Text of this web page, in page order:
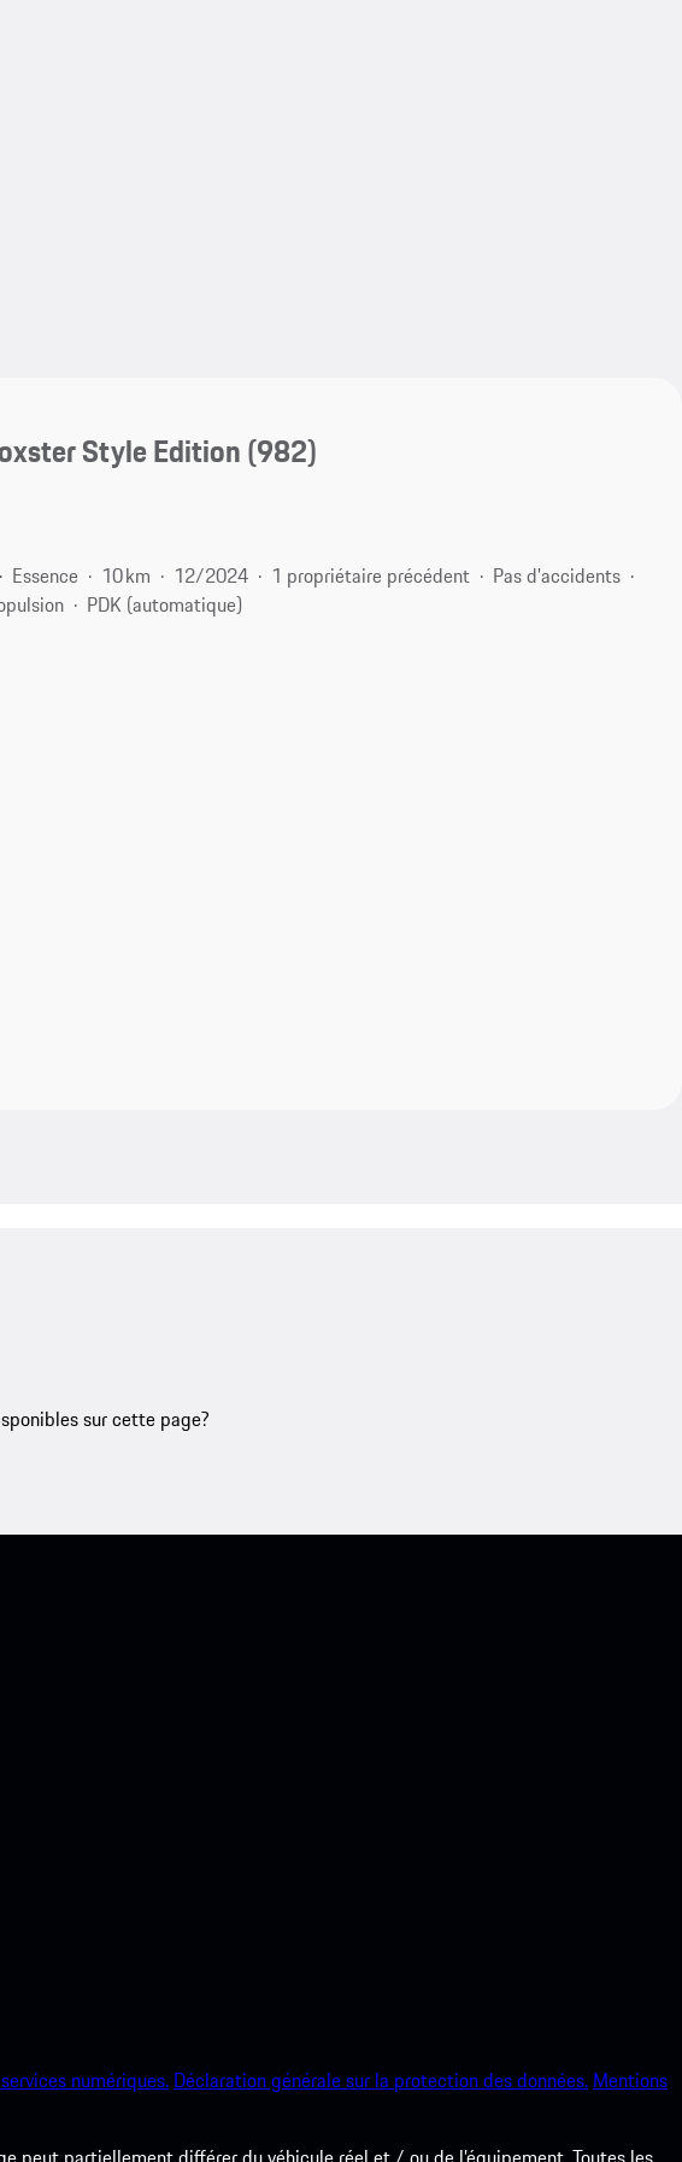
Style Edition(982)
Essence 10 km 12/2024 1 propriétaire précédent
Pas d'accidents
PDK (automatique)
sur cette page?
numériques. Déclaration générale sur la protection des données. Mentions